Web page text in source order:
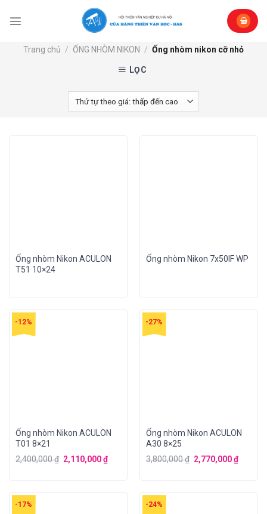
Trang chủ / ỐNG NHÒM NIKON / Ống nhòm nikon cỡ nhỏ
LỌC
Ống nhòm Nikon ACULON
T51 10×24
Ống nhòm Nikon 7x50IF WP
-12%
Ống nhòm Nikon ACULON
T01 8×21
2,400,000₫ 2,110,000₫
-27%
Ống nhòm Nikon ACULON
A30 8×25
3,800,000₫ 2,770,000₫
-17% -24%